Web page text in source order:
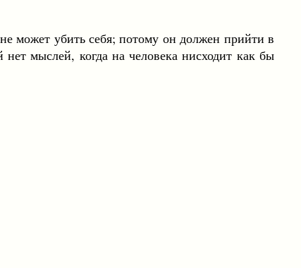
убить себя; потому он должен прийти в
мыслей, когда на человека нисходит как бы